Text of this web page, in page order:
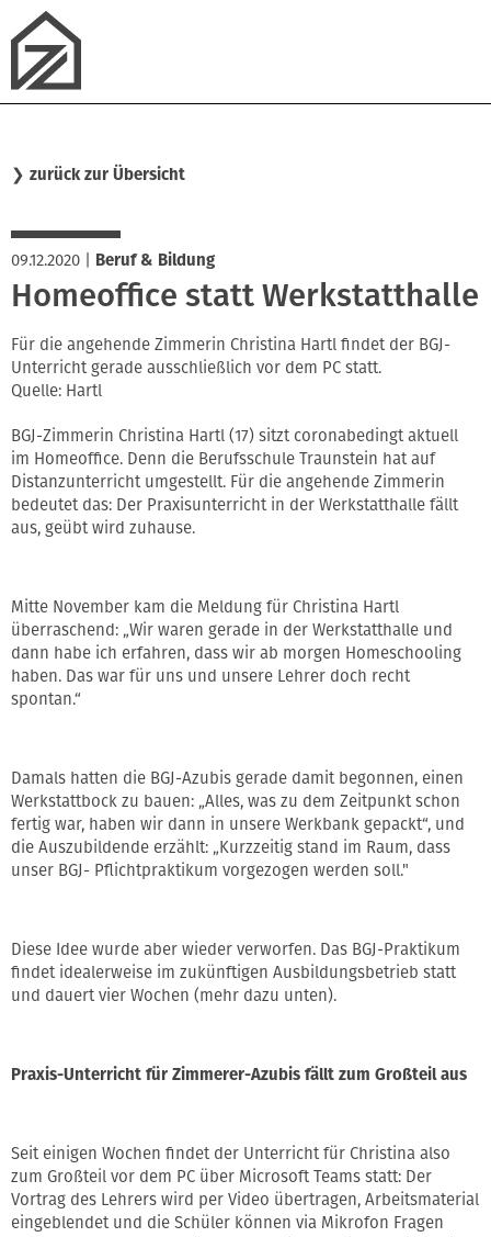
❯ zurück zur Übersicht
09.12.2020 Beruf & Bildung
Homeoffice statt Werkstatthalle
Für die angehende Zimmerin Christina Hartl findet der BGJ-
Unterricht gerade ausschließlich vor dem PC statt.
Quelle: Hartl
BGJ-Zimmerin Christina Hartl (17) sitzt coronabedingt aktuell
im Homeoffice. Denn die Berufsschule Traunstein hat auf
Distanzunterricht umgestellt. Für die angehende Zimmerin
bedeutet das: Der Praxisunterricht in der Werkstatthalle fällt
aus, geübt wird zuhause.
Mitte November kam die Meldung für Christina Hartl
überraschend: „Wir waren gerade in der Werkstatthalle und
dann habe ich erfahren, dass wir ab morgen Homeschooling
haben. Das war für uns und unsere Lehrer doch recht
spontan.“
Damals hatten die BGJ-Azubis gerade damit begonnen, einen
Werkstattbock zu bauen: „Alles, was zu dem Zeitpunkt schon
fertig war, haben wir dann in unsere Werkbank gepackt“, und
die Auszubildende erzählt: „Kurzzeitig stand im Raum, dass
unser BGJ- Pflichtpraktikum vorgezogen werden soll."
Diese Idee wurde aber wieder verworfen. Das BGJ-Praktikum
findet idealerweise im zukünftigen Ausbildungsbetrieb statt
und dauert vier Wochen (mehr dazu unten).
Praxis-Unterricht für Zimmerer-Azubis fällt zum Großteil aus
Seit einigen Wochen findet der Unterricht für Christina also
zum Großteil vor dem PC über Microsoft Teams statt: Der
Vortrag des Lehrers wird per Video übertragen, Arbeitsmaterial
eingeblendet und die Schüler können via Mikrofon Fragen